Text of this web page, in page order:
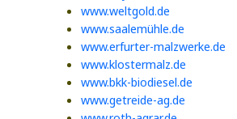
www.weltgold.de
www.saalemühle.de
www.erfurter-malzwerke.de
www.klostermalz.de
www.bkk-biodiesel.de
www.getreide-ag.de